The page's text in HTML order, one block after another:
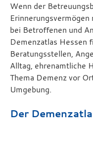
Wenn der
bei Betroffenen und
Demenzatlas Hessen
Beratungsstellen,
Alltag, ehrenamtliche
Thema Demenz vor
Umgebung.
Der